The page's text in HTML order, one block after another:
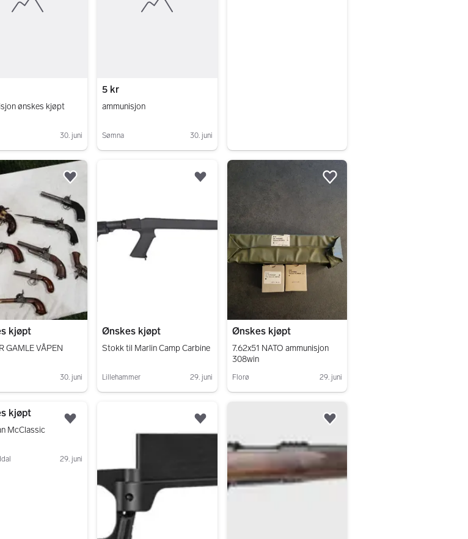
ønskes kjøpt
30. juni
5 kr
ammunisjon
Sømna 30. juni
kjøpt
KJØPER GAMLE VÅPEN
30. juni
Ønskes kjøpt
Stokk til Marlin Camp Carbine
Lillehammer 29. juni
Legg til som favoritt.
Ønskes kjøpt
7.62x51 NATO ammunisjon
308win
Florø 29. juni
kjøpt
McClassic
29. juni